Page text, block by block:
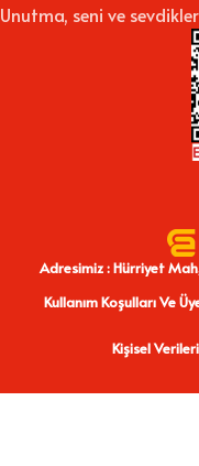
Unutma, seni ve
Adresimiz : Hürriyet
Kullanım Koşulları Ve
Kişisel